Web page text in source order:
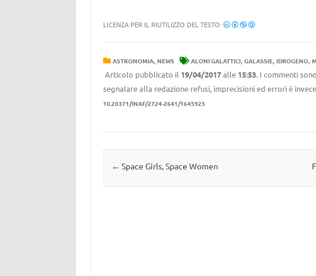
LICENZA PER IL RIUTILIZZO DEL TESTO:
ASTRONOMIA, NEWS ALONI GALATTICI, GALASSIE, IDROGENO,
Articolo pubblicato il 19/04/2017alle 15:53. I commenti
segnalare alla redazione refusi, imprecisioni ed errori è
10.20371/INAF/2724-2641/1645925
Navigazione articolo
← Space Girls, Space Women